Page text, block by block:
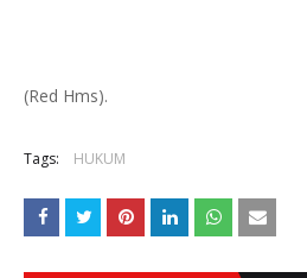
(Red Hms).
Tags: HUKUM